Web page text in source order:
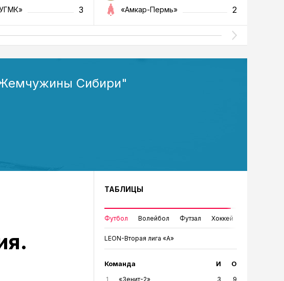
3 «Амкар-Пермь» 2
Сибири"
ТАБЛИЦЫ
Футбол Волейбол Футзал Хоккей
LEON-Вторая лига «А»
Команда И О
1 «Зенит-2» 3
9